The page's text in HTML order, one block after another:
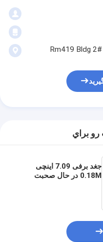
Rm419 Bldg
رو براي
جغد برفی 7.09 اینچی
0.18M در حال صحبت